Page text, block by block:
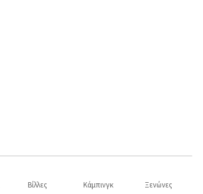
Βίλλες Κάμπινγκ Ξενώνες